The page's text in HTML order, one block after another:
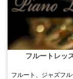
フルートレッ
フルート、ジャズフ